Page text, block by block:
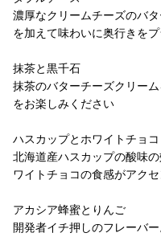
濃厚なクリームチーズのバ
を加えて味わいに奥行きをプ
抹茶と黒千石
抹茶のバターチーズクリー
をお楽しみください
ハスカップとホワイトチョコ
北海道産ハスカップの酸味
ワイトチョコの食感がアクセ
アカシア蜂蜜とりんご
開発者イチ押しのフレーバ